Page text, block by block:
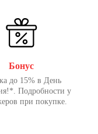
Бонус
до 15% в День
Подробности у
при покупке.